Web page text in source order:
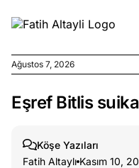
Ağustos
kirli
Ağustos 7, 2026
Eşref Bitlis
Köşe Yazıları
Fatih Altaylı Kasım 10,